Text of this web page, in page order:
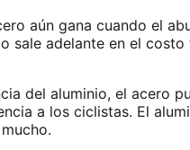
aún gana cuando el
sale adelante en el
del aluminio, el acero
a los ciclistas. El